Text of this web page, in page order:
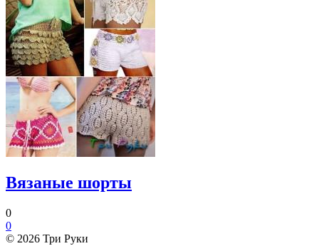
Вязаные шорты
0
0
© 2026 Три Руки